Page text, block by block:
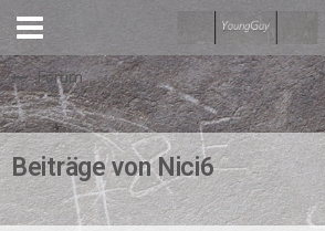
Forum
Beiträge von Nici6